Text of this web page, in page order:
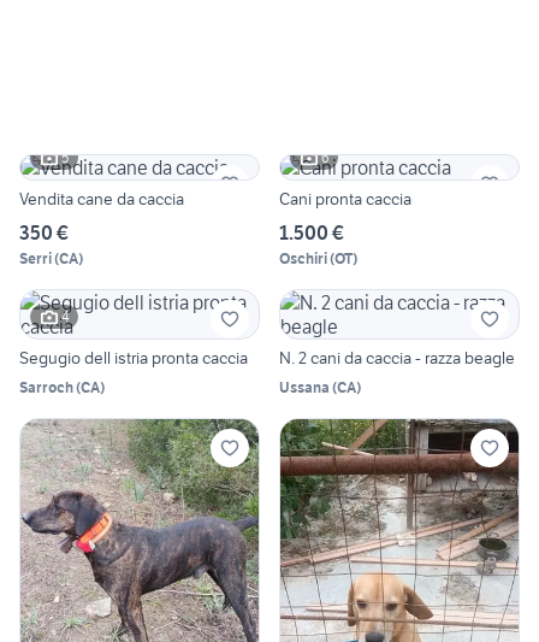
5
Vendita cane da caccia
350 €
Serri(CA)
6
Cani pronta caccia
1.500 €
Oschiri(OT)
4
Segugio dell istria pronta caccia
Sarroch(CA)
N. 2 cani da caccia - razza beagle
Ussana (CA)